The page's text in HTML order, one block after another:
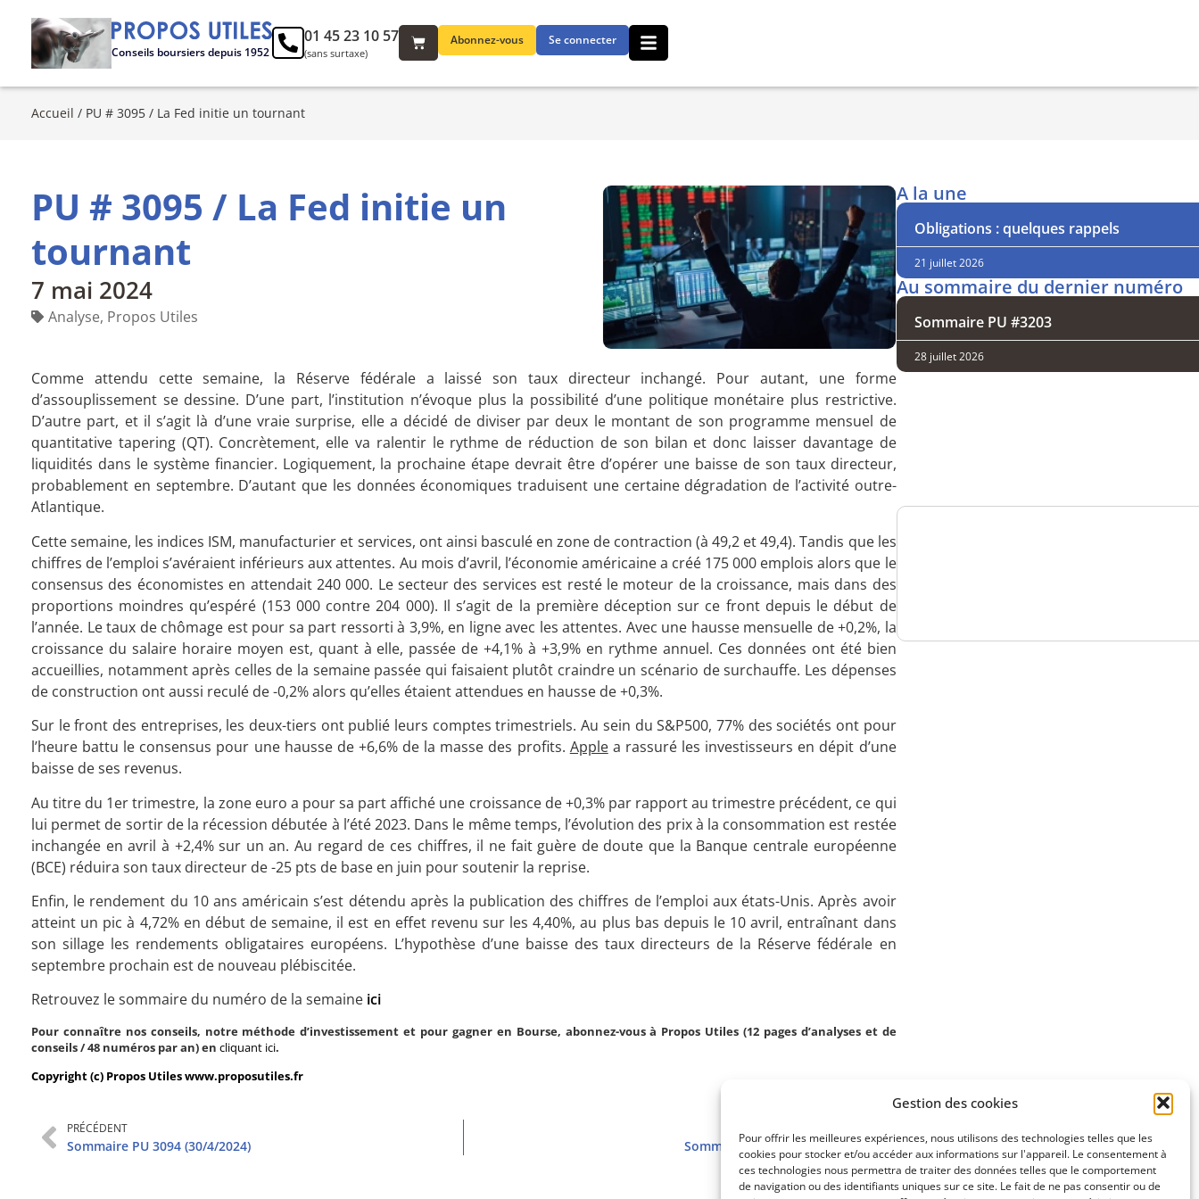
Gestion des cookies
Pour offrir les meilleures expériences, nous utilisons des technologies telles que les
cookies pour stocker et/ou accéder aux informations sur l'appareil. Le consentement à
ces technologies nous permettra de traiter des données telles que le comportement
de navigation ou des identifiants uniques sur ce site. Le fait de ne pas consentir ou de
Conseils boursiers depuis 1952
Abonnez-vous Se connecter
01 45 23 10 57
(sans surtaxe)
Accueil / PU # 3095 / La Fed initie un tournant
PU # 3095 / La Fed initie un
tournant
7 mai 2024
Analyse, Propos Utiles
Comme attendu cette semaine, la Réserve fédérale a laissé son taux directeur inchangé. Pour autant, une forme
d’assouplissement se dessine. D’une part, l’institution n’évoque plus la possibilité d’une politique monétaire plus restrictive.
D’autre part, et il s’agit là d’une vraie surprise, elle a décidé de diviser par deux le montant de son programme mensuel de
quantitative tapering (QT). Concrètement, elle va ralentir le rythme de réduction de son bilan et donc laisser davantage de
liquidités dans le système financier. Logiquement, la prochaine étape devrait être d’opérer une baisse de son taux directeur,
probablement en septembre. D’autant que les données économiques traduisent une certaine dégradation de l’activité outre-
Atlantique.
Cette semaine, les indices ISM, manufacturier et services, ont ainsi basculé en zone de contraction (à 49,2 et 49,4). Tandis que les
chiffres de l’emploi s’avéraient inférieurs aux attentes. Au mois d’avril, l’économie américaine a créé 175 000 emplois alors que le
consensus des économistes en attendait 240 000. Le secteur des services est resté le moteur de la croissance, mais dans des
proportions moindres qu’espéré (153 000 contre 204 000). Il s’agit de la première déception sur ce front depuis le début de
l’année. Le taux de chômage est pour sa part ressorti à 3,9%, en ligne avec les attentes. Avec une hausse mensuelle de +0,2%, la
croissance du salaire horaire moyen est, quant à elle, passée de +4,1% à +3,9% en rythme annuel. Ces données ont été bien
accueillies, notamment après celles de la semaine passée qui faisaient plutôt craindre un scénario de surchauffe. Les dépenses
de construction ont aussi reculé de -0,2% alors qu’elles étaient attendues en hausse de +0,3%.
Sur le front des entreprises, les deux-tiers ont publié leurs comptes trimestriels. Au sein du S&P500, 77% des sociétés ont pour
l’heure battu le consensus pour une hausse de +6,6% de la masse des profits. Applea rassuré les investisseurs en dépit d’une
baisse de ses revenus.
Au titre du 1er trimestre, la zone euro a pour sa part affiché une croissance de +0,3% par rapport au trimestre précédent, ce qui
lui permet de sortir de la récession débutée à l’été 2023. Dans le même temps, l’évolution des prix à la consommation est restée
inchangée en avril à +2,4% sur un an. Au regard de ces chiffres, il ne fait guère de doute que la Banque centrale européenne
(BCE) réduira son taux directeur de -25 pts de base en juin pour soutenir la reprise.
Enfin, le rendement du 10 ans américain s’est détendu après la publication des chiffres de l’emploi aux états-Unis. Après avoir
atteint un pic à 4,72% en début de semaine, il est en effet revenu sur les 4,40%, au plus bas depuis le 10 avril, entraînant dans
son sillage les rendements obligataires européens. L’hypothèse d’une baisse des taux directeurs de la Réserve fédérale en
septembre prochain est de nouveau plébiscitée.
Retrouvez le sommaire du numéro de la semaine ici
Pour connaître nos conseils, notre méthode d’investissement et pour gagner en Bourse, abonnez-vous à Propos Utiles (12 pages d’analyses et de
conseils / 48 numéros par an) en cliquant ici.
Copyright (c) Propos Utiles www.proposutiles.fr
PRÉCÉDENT
Sommaire PU 3094 (30/4/2024) Sommaire PU 3095 (7/5/2024)
A la une
Obligations : quelques rappels
21 juillet 2026
Au sommaire du dernier numéro
Sommaire PU #3203
28 juillet 2026